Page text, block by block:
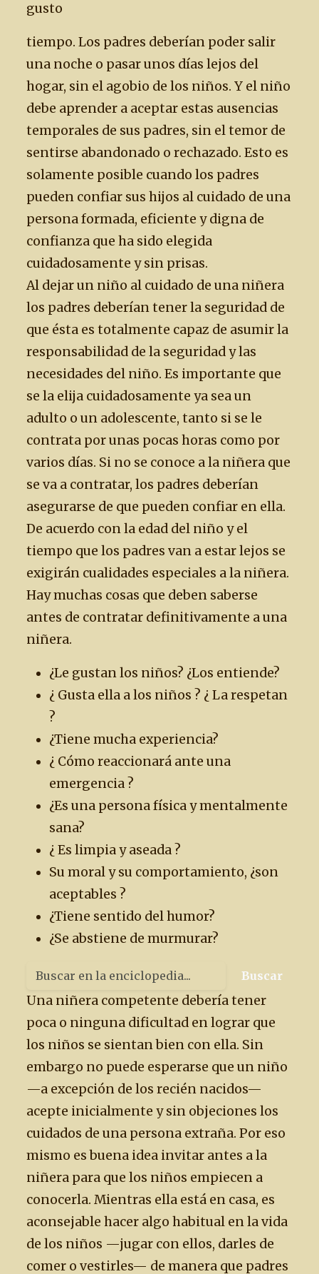
gusto
tiempo. Los padres deberían poder salir
una noche o pasar unos días lejos del
hogar, sin el agobio de los niños. Y el niño
debe aprender a aceptar estas ausencias
temporales de sus padres, sin el temor de
sentirse abandonado o rechazado. Esto es
solamente posible cuando los padres
pueden confiar sus hijos al cuidado de una
persona formada, eficiente y digna de
confianza que ha sido elegida
cuidadosamente y sin prisas.
Al dejar un niño al cuidado de una niñera
los padres deberían tener la seguridad de
que ésta es totalmente capaz de asumir la
responsabilidad de la seguridad y las
necesidades del niño. Es importante que
se la elija cuidadosamente ya sea un
adulto o un adolescente, tanto si se le
contrata por unas pocas horas como por
varios días. Si no se conoce a la niñera que
se va a contratar, los padres deberían
asegurarse de que pueden confiar en ella.
De acuerdo con la edad del niño y el
tiempo que los padres van a estar lejos se
exigirán cualidades especiales a la niñera.
Hay muchas cosas que deben saberse
antes de contratar definitivamente a una
niñera.
¿Le gustan los niños? ¿Los entiende?
¿ Gusta ella a los niños ? ¿ La respetan
?
¿Tiene mucha experiencia?
¿ Cómo reaccionará ante una
emergencia ?
¿Es una persona física y mentalmente
sana?
¿ Es limpia y aseada ?
Su moral y su comportamiento, ¿son
aceptables ?
¿Tiene sentido del humor?
¿Se abstiene de murmurar?
Buscar
Una niñera competente debería tener
poca o ninguna dificultad en lograr que
los niños se sientan bien con ella. Sin
embargo no puede esperarse que un niño
—a excepción de los recién nacidos—
acepte inicialmente y sin objeciones los
cuidados de una persona extraña. Por eso
mismo es buena idea invitar antes a la
niñera para que los niños empiecen a
conocerla. Mientras ella está en casa, es
aconsejable hacer algo habitual en la vida
de los niños —jugar con ellos, darles de
comer o vestirles— de manera que padres